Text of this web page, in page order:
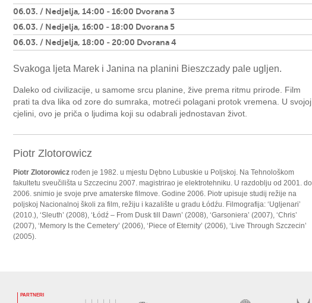
06.03. / Nedjelja, 14:00 - 16:00 Dvorana 3
06.03. / Nedjelja, 16:00 - 18:00 Dvorana 5
06.03. / Nedjelja, 18:00 - 20:00 Dvorana 4
Svakoga ljeta Marek i Janina na planini Bieszczady pale ugljen.
Daleko od civilizacije, u samome srcu planine, žive prema ritmu prirode. Film
prati ta dva lika od zore do sumraka, motreći polagani protok vremena. U svojoj
cjelini, ovo je priča o ljudima koji su odabrali jednostavan život.
Piotr Zlotorowicz
Piotr Zlotorowicz rođen je 1982. u mjestu Dębno Lubuskie u Poljskoj. Na Tehnološkom
fakultetu sveučilišta u Szczecinu 2007. magistrirao je elektrotehniku. U razdoblju od 2001. do
2006. snimio je svoje prve amaterske filmove. Godine 2006. Piotr upisuje studij režije na
poljskoj Nacionalnoj školi za film, režiju i kazalište u gradu Łódźu. Filmografija: ‘Ugljenari’
(2010.), ‘Sleuth’ (2008), ‘Łódź – From Dusk till Dawn’ (2008), ‘Garsoniera’ (2007), ‘Chris’
(2007), ‘Memory Is the Cemetery’ (2006), ‘Piece of Eternity’ (2006), ‘Live Through Szczecin’
(2005).
PARTNERI